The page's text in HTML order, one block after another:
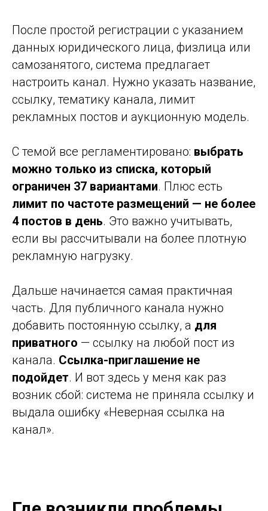
После простой регистрации с указанием
данных юридического лица, физлица или
самозанятого, система предлагает
настроить канал. Нужно указать название,
ссылку, тематику канала, лимит
рекламных постов и аукционную модель.
С темой все регламентировано: выбрать
можно только из списка, который
ограничен 37 вариантами. Плюс есть
лимит по частоте размещений — не более
4 постов в день. Это важно учитывать,
если вы рассчитывали на более плотную
рекламную нагрузку.
Дальше начинается самая практичная
часть. Для публичного канала нужно
добавить постоянную ссылку, а для
приватного — ссылку на любой пост из
канала. Ссылка-приглашение не
подойдет. И вот здесь у меня как раз
возник сбой: система не приняла ссылку и
выдала ошибку «Неверная ссылка на
канал».